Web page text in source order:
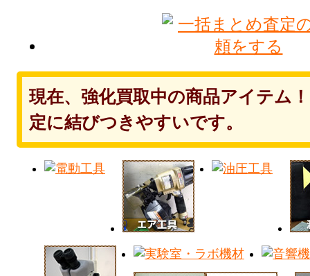
現在、強化買取中の商品アイテム
定に結びつきやすいです。